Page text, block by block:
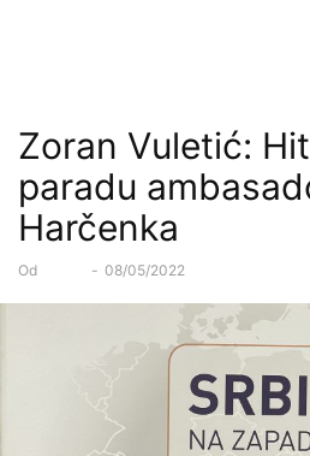
Zoran Vuletić:
paradu
Harčenka
Od - 08/05/2022